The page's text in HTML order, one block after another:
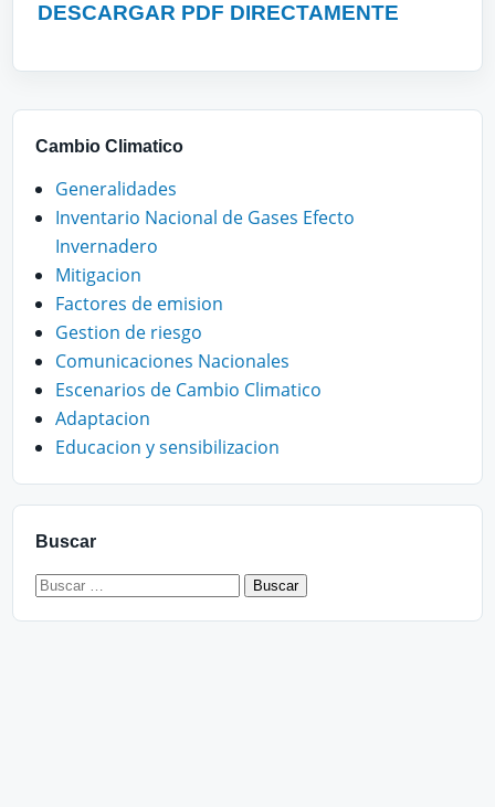
DESCARGAR PDF DIRECTAMENTE
Cambio Climatico
Generalidades
Inventario Nacional de Gases Efecto
Invernadero
Mitigacion
Factores de emision
Gestion de riesgo
Comunicaciones Nacionales
Escenarios de Cambio Climatico
Adaptacion
Educacion y sensibilizacion
Buscar
Buscar: